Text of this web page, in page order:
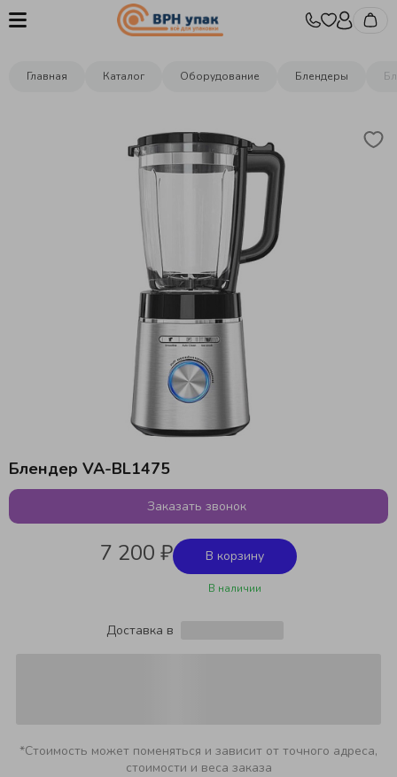
Главная Каталог Оборудование Блендеры
Блендер VA-BL1475
Заказать звонок
7 200 ₽ В корзину
В наличии
Доставка в
*Стоимость может поменяться и зависит от точного адреса,
стоимости и веса заказа